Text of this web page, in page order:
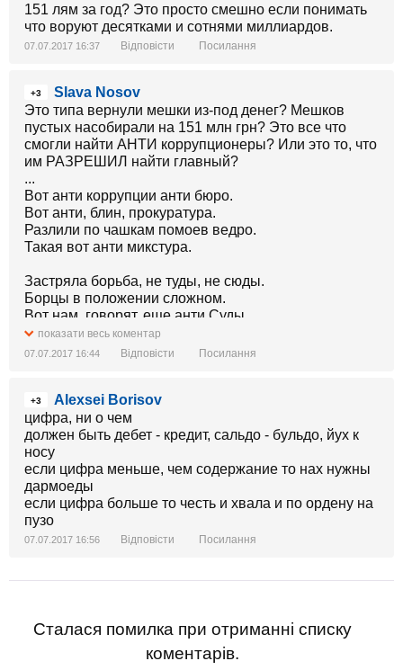
151 лям за год? Это просто смешно если понимать
что воруют десятками и сотнями миллиардов.
07.07.2017 16:37 Відповісти Посилання
+3
Slava Nosov
Это типа вернули мешки из-под денег? Мешков
пустых насобирали на 151 млн грн? Это все что
смогли найти АНТИ коррупционеры? Или это то, что
им РАЗРЕШИЛ найти главный?
...
Вот анти коррупции анти бюро.
Вот анти, блин, прокуратура.
Разлили по чашкам помоев ведро.
Такая вот анти микстура.
Застряла борьба, не туды, не сюды.
Борцы в положении сложном.
Вот нам, говорят, еще анти Суды
И анти, конечно, таможню.
Додавит коррупцию анти народ
И анти Верховная Рада.
Картина рисуется, очень проста.
До самого пика момента.
Но тут к голове подошли от хвоста -
Где анти нам взять Президента?
(полностью стихотворение:
http://chtoikak.vsego.net/stihi/112-ukraine/1194-anti-
показати весь коментар
07.07.2017 16:44 Відповісти Посилання
+3
Alexsei Borisov
цифра, ни о чем
должен быть дебет - кредит, сальдо - бульдо, йух к
носу
если цифра меньше, чем содержание то нах нужны
дармоеды
если цифра больше то честь и хвала и по ордену на
пузо
07.07.2017 16:56 Відповісти Посилання
Сталася помилка при отриманні списку
коментарів.